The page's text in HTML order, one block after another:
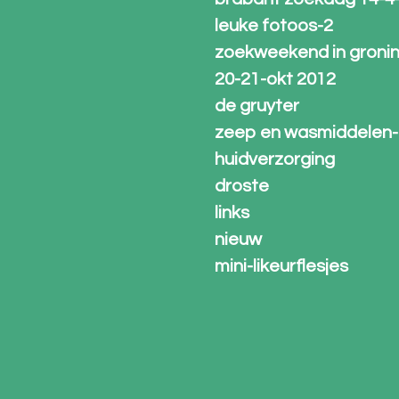
leuke fotoos-2
zoekweekend in
20-21-okt 2012
de gruyter
zeep en wasmiddelen-
huidverzorging
droste
links
nieuw
mini-likeurflesjes